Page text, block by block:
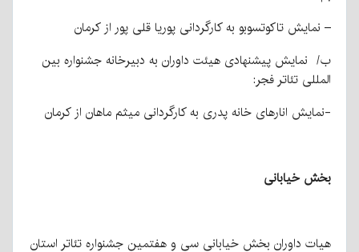
– نمایش تاکوتسوبو به کارگردانی پوریا قلی پور از کرمان
ب/ نمایش پیشنهادی هیئت داوران به دبیرخانه جشنواره بین
المللی تئاتر فجر:
-نمایش انارهای خانه پدری به کارگردانی میثم ماهان از کرمان
بخش خیابانی
هیات داوران بخش خیابانی سی و هفتمین جشنواره تئاتر استان